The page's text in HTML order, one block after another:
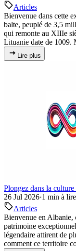
Articles
Bienvenue dans cette
balte, peuplé de 3,5
qui remonte au XIIIe
Lituanie date de 1009.
Lire plus
Plongez dans la culture
26 Jul 2026·1 min à lire
Articles
Bienvenue en Albanie,
patrimoine
légendaire attirent de
comment ce territoire